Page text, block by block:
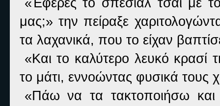
μας;» την πείραξε
τα λαχανικά, που το είχαν
«Και το καλύτερο λευκό κρασί
το μάτι, εννοώντας φυσικά τους
«Πάω να τα τακτοποιήσω